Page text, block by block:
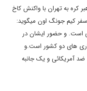
کره به تهران با واکنش کاخ
سفر کیم جونگ اون میگوید:
است. و حضور ایشان در
های دو کشور است.و
آمریکائی و یک جانبه